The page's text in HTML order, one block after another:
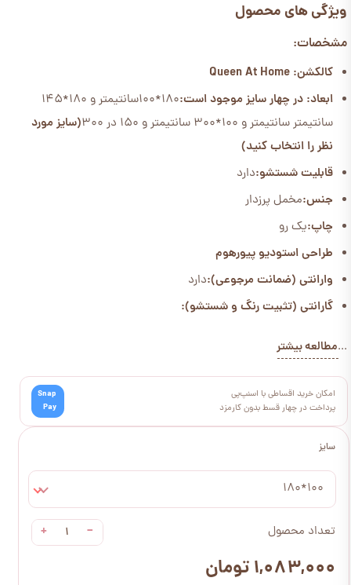
سایز
100*180
تعداد محصول −
+
۱,۰۸۳,۰۰۰ تومان
ویژگی های محصول
مشخصات:
کالکشن: Queen At Home
ابعاد: در چهار سایز موجود است:
180*100سانتیمتر و 180*145
سانتیمتر سانتیمتر و 100*300 سانتیمتر و 150 در 300
(سایز مورد
نظر را انتخاب کنید)
قابلیت شستشو:دارد
جنس:مخمل پرزدار
چاپ:یک رو
طراحی استودیو پیورهوم
وارانتی (ضمانت مرجوعی):دارد
گارانتی (تثبیت رنگ و شستشو):
...مطالعه بیشتر
امکان خرید اقساطی با اسنپ‌پی
پرداخت در چهار قسط بدون کارمزد
Snap
Pay